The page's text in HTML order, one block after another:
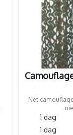
Net
1 dag
1 dag